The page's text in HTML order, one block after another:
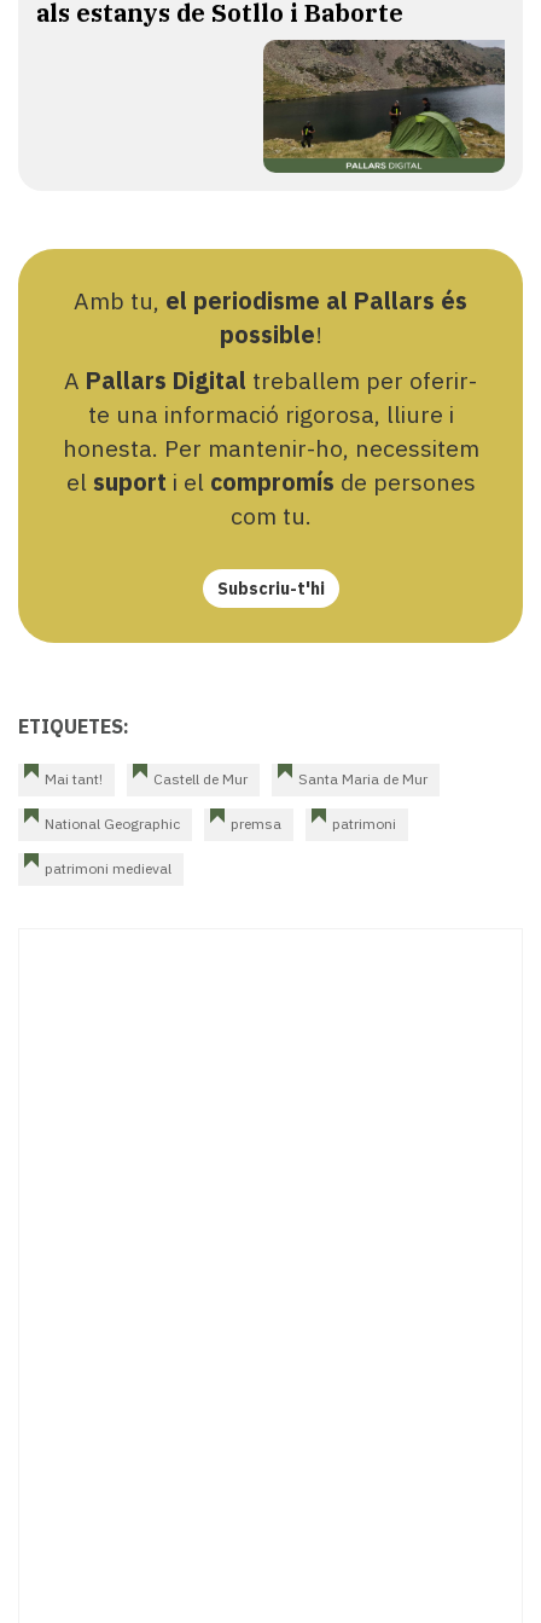
als estanys de Sotllo i Baborte
Amb tu, el periodisme al Pallars és
possible!
A Pallars Digital treballem per oferir-
te una informació rigorosa, lliure i
honesta. Per mantenir-ho, necessitem
el suport i el compromís de persones
com tu.
Subscriu-t'hi
ETIQUETES:
Mai tant! Castell de Mur Santa Maria de Mur
National Geographic premsa patrimoni
patrimoni medieval